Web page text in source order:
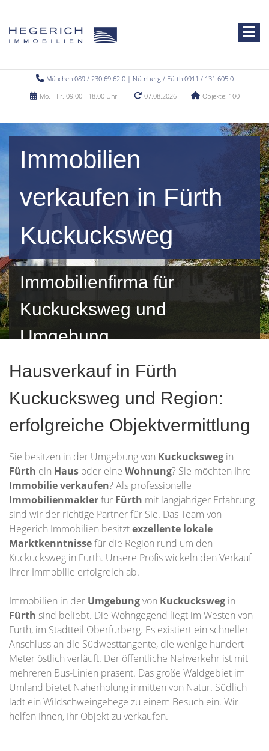
München 089 / 230 69 62 0 | Nürnberg / Fürth 0911 / 131 605 0
Mo. - Fr. 09.00 - 18.00 Uhr
07.08.2026 Objekte: 100
Immobilien
verkaufen in Fürth
Kuckucksweg
Immobilienfirma für
Kuckucksweg und
Umgebung
Hausverkauf in Fürth
Kuckucksweg und Region:
erfolgreiche Objektvermittlung
Sie besitzen in der Umgebung von Kuckucksweg in
Fürth ein Haus oder eine Wohnung? Sie möchten Ihre
Immobilieverkaufen? Als professionelle
Immobilienmaklerfür Fürth mit langjähriger Erfahrung
sind wir der richtige Partner für Sie. Das Team von
Hegerich Immobilien besitztexzellente lokale
Marktkenntnissefür die Region rund um den
Kuckucksweg in Fürth. Unsere Profis wickeln den Verkauf
Ihrer Immobilie erfolgreich ab.
Immobilien in der Umgebungvon Kuckucksweg in
Fürth sind beliebt. Die Wohngegend liegt im Westen von
Fürth, im Stadtteil Oberfürberg. Es existiert ein schneller
Anschluss an die Südwesttangente, die wenige hundert
Meter östlich verläuft. Der öffentliche Nahverkehr ist mit
mehreren Bus-Linien präsent. Das große Waldgebiet im
Umland bietet Naherholung inmitten von Natur. Südlich
lädt ein Wildschweingehege zu einem Besuch ein. Wir
helfen Ihnen, Ihr Objekt zu verkaufen.